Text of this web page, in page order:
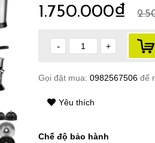
1.750.000₫
- +
Gọi đặt mua: 0982567506 để
Yêu thích
Chế độ bảo hành